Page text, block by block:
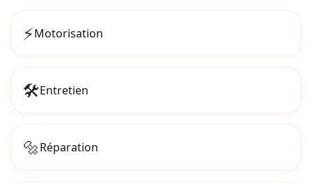
⚡Motorisation
🛠️Entretien
🔩Réparation